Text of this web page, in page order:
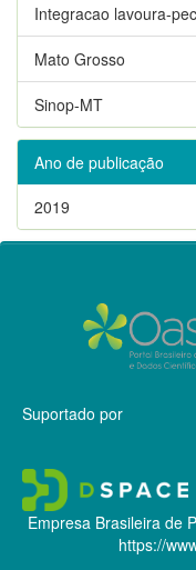
Integracao lavoura-
Mato Grosso
Sinop-MT
Ano de publicação
2019
Suportado por
Empresa Brasileira de
https://